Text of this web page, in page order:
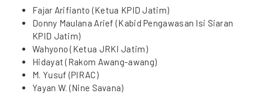
Fajar Arifianto (Ketua KPID Jatim)
Donny Maulana Arief (Kabid Pengawasan Isi Siaran
KPID Jatim)
Wahyono (Ketua JRKI Jatim)
Hidayat (Rakom Awang-awang)
M. Yusuf (PIRAC)
Yayan W. (Nine Savana)